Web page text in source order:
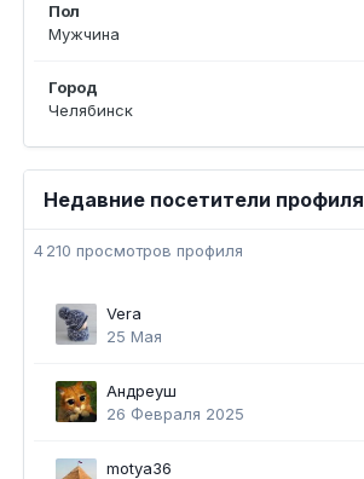
Пол
Мужчина
Город
Челябинск
Недавние посетители профиля
4 210 просмотров профиля
Vera
25 Мая
Андреуш
26 Февраля 2025
motya36